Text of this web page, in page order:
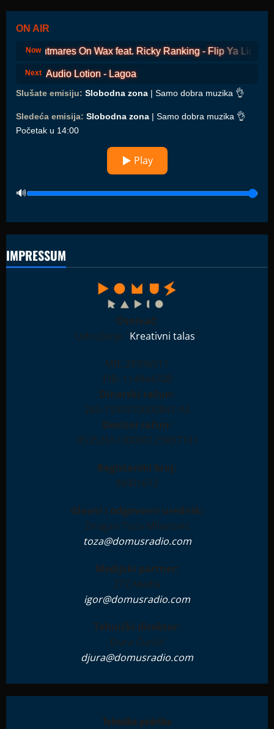
ON AIR
Now
Nightmares On Wax feat. Ricky Ranking - Flip Ya Lid
Next Audio Lotion - Lagoa
Slušate emisiju: Slobodna zona | Samo dobra muzika 👌
Sledeća emisija: Slobodna zona | Samo dobra muzika 👌
Početak u 14:00
▶ Play
IMPRESSUM
Osnivač:
Udruženje "Kreativni talas"
MB: 28396511
PIB: 114944708
Dinarski račun:
265-7590310000841-93
Devizni račun:
RS35265100000123897181
Registarski broj:
IN001612
Glavni i odgovorni urednik:
Dragan Toza Milanović
toza@domusradio.com
Medijski partner:
ZTZ Media
igor@domusradio.com
Tehnički direktor:
Đura Ćurčić
djura@domusradio.com
Tehnička podrška